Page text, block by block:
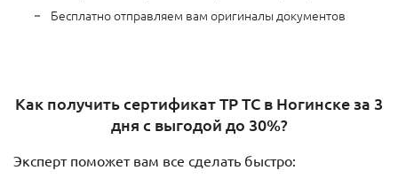
Бесплатно отправляем вам оригиналы документов
Как получить сертификат ТР ТС в Ногинске за 3
дня с выгодой до 30%?
Эксперт поможет вам все сделать быстро: